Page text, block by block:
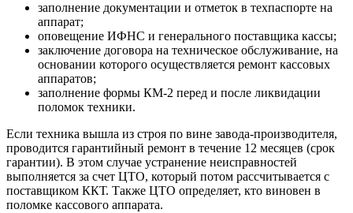
заполнение документации и отметок в техпаспорте на
аппарат;
оповещение ИФНС и генерального поставщика кассы;
заключение договора на техническое обслуживание, на
основании которого осуществляется ремонт кассовых
аппаратов;
заполнение формы КМ-2 перед и после ликвидации
поломок техники.
Если техника вышла из строя по вине завода-производителя,
проводится гарантийный ремонт в течение 12 месяцев (срок
гарантии). В этом случае устранение неисправностей
выполняется за счет ЦТО, который потом рассчитывается с
поставщиком ККТ. Также ЦТО определяет, кто виновен в
поломке кассового аппарата.